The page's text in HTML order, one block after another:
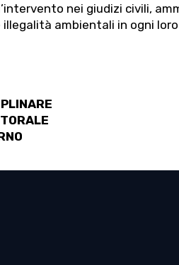
nei giudizi civili,
ambientali in ogni